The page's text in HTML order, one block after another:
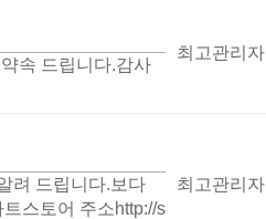
속 드립니다.감사
최고관리자
려 드립니다.보다
스토어 주소http://s
최고관리자